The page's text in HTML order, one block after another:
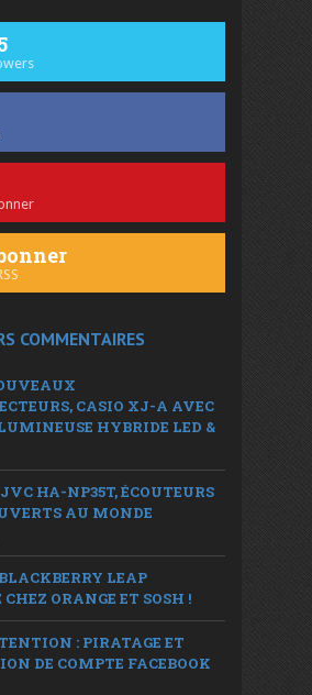
COMMENTAIRES
CASIO XJ-A AVEC
HYBRIDE LED &
JVC HA-NP35T, ÉCOUTEURS
AU MONDE
LEAP
ORANGE ET SOSH !
: PIRATAGE ET
DE COMPTE FACEBOOK